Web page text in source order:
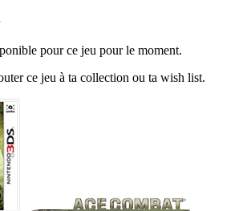
pour ce jeu pour le moment.
ce jeu à ta collection ou ta wish list.